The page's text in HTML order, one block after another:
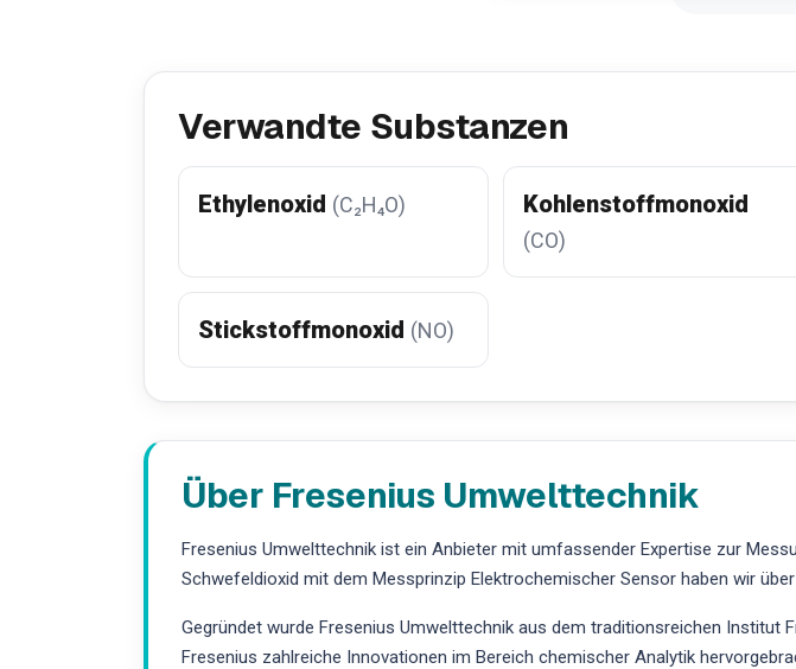
Verwandte Substanzen
Ethylenoxid (C₂H₄O) Kohlenstoffmonoxid
(CO)
Stickstoffmonoxid (NO)
Über Fresenius Umwelttechnik
Fresenius Umwelttechnik ist ein Anbieter mit umfassender Expertise zur
Schwefeldioxid mit dem Messprinzip Elektrochemischer Sensor haben wir über
Gegründet wurde Fresenius Umwelttechnik aus dem traditionsreichen Institut
Fresenius zahlreiche Innovationen im Bereich chemischer Analytik